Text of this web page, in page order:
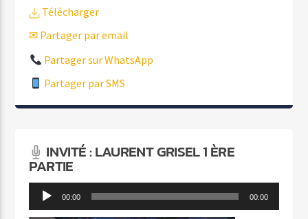
Télécharger
✉ Partager par email
Partager sur WhatsApp
Partager par SMS
INVITÉ : LAURENT GRISEL 1 ÈRE
PARTIE
Lecteur
audio
00:00 00:00